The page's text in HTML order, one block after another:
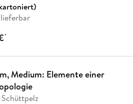
*
Medium: Elemente einer